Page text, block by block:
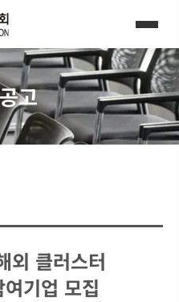
고
외 클러스터
기업 모집